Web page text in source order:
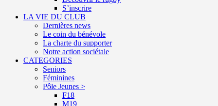
S’inscrire
LA VIE DU CLUB
Dernières news
Le coin du bénévole
La charte du supporter
Notre action sociétale
CATEGORIES
Seniors
Féminines
Pôle Jeunes >
F18
M19